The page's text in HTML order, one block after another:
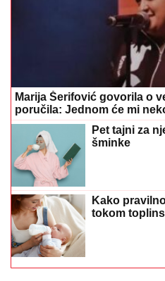
Marija Šerifović govorila o
poručila: Jednom će mi
Pet tajni za
šminke
Kako
tokom